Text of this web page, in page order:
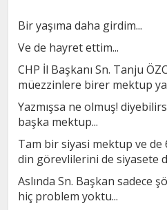
Bir yaşıma daha girdim...
Ve de hayret ettim...
CHP İl Başkanı Sn. Tanju
müezzinlere birer mektup
Yazmışsa ne olmuş!
başka mektup...
Tam bir siyasi mektup ve de
din görevlilerini de siyasete
Aslında Sn. Başkan sadece
hiç problem yoktu...